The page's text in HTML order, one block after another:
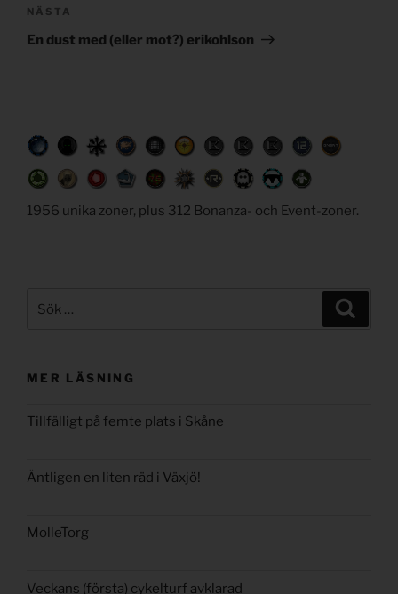
Nästa
inlägg
NÄSTA
En dust med (eller mot?) erikohlson
1956 unika zoner, plus 312 Bonanza- och Event-zoner.
efter:
MER LÄSNING
Tillfälligt på femte plats i Skåne
Äntligen en liten räd i Växjö!
MolleTorg
Veckans (första) cykelturf avklarad